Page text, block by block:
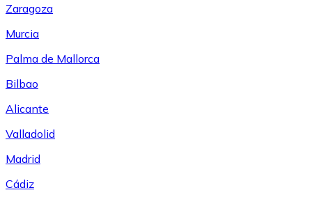
Zaragoza
Murcia
Palma de Mallorca
Bilbao
Alicante
Valladolid
Madrid
Cádiz